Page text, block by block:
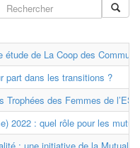
de La Coop des
part dans les transitions ?
Trophées des Femmes de
2022 : quel rôle pour les
: une initiative de la